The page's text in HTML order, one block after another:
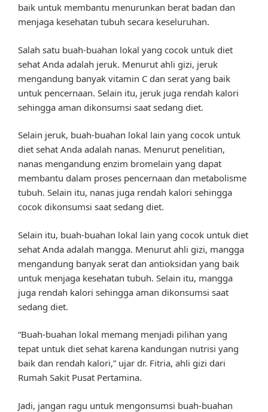
baik untuk membantu menurunkan berat badan dan
menjaga kesehatan tubuh secara keseluruhan.
Salah satu buah-buahan lokal yang cocok untuk diet
sehat Anda adalah jeruk. Menurut ahli gizi, jeruk
mengandung banyak vitamin C dan serat yang baik
untuk pencernaan. Selain itu, jeruk juga rendah kalori
sehingga aman dikonsumsi saat sedang diet.
Selain jeruk, buah-buahan lokal lain yang cocok untuk
diet sehat Anda adalah nanas. Menurut penelitian,
nanas mengandung enzim bromelain yang dapat
membantu dalam proses pencernaan dan metabolisme
tubuh. Selain itu, nanas juga rendah kalori sehingga
cocok dikonsumsi saat sedang diet.
Selain itu, buah-buahan lokal lain yang cocok untuk diet
sehat Anda adalah mangga. Menurut ahli gizi, mangga
mengandung banyak serat dan antioksidan yang baik
untuk menjaga kesehatan tubuh. Selain itu, mangga
juga rendah kalori sehingga aman dikonsumsi saat
sedang diet.
“Buah-buahan lokal memang menjadi pilihan yang
tepat untuk diet sehat karena kandungan nutrisi yang
baik dan rendah kalori,” ujar dr. Fitria, ahli gizi dari
Rumah Sakit Pusat Pertamina.
Jadi, jangan ragu untuk mengonsumsi buah-buahan